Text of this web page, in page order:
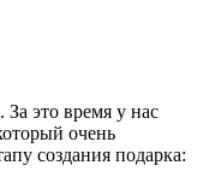
это время у нас
очень
создания подарка: